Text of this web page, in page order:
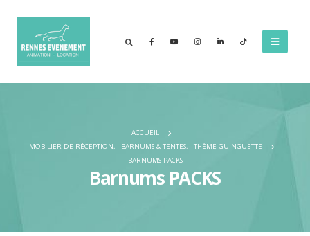
ACCUEIL
MOBILIER DE RÉCEPTION, BARNUMS & TENTES,
THÈME GUINGUETTE
BARNUMS PACKS
Barnums PACKS